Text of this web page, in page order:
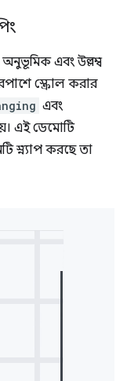
অনুভূমিক এবং উল্লম্ব
স্ক্রোল করার
এবং
এই ডেমোটি
স্ন্যাপ করছে তা